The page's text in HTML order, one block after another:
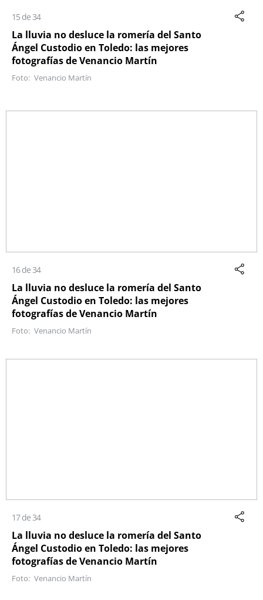
15 de 34
La lluvia no desluce la romería del Santo
Ángel Custodio en Toledo: las mejores
fotografías de Venancio Martín
Venancio Martín
16 de 34
La lluvia no desluce la romería del Santo
Ángel Custodio en Toledo: las mejores
fotografías de Venancio Martín
Venancio Martín
17 de 34
La lluvia no desluce la romería del Santo
Ángel Custodio en Toledo: las mejores
fotografías de Venancio Martín
Venancio Martín